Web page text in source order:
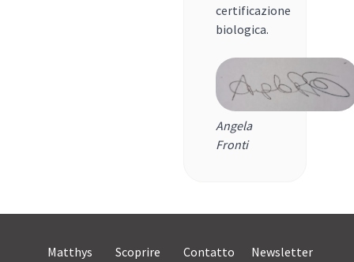
certificazione
biologica.
Angela
Fronti
Matthys
Scoprire Contatto Newsletter